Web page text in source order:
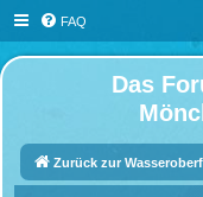
FAQ
Das
Zurück zur